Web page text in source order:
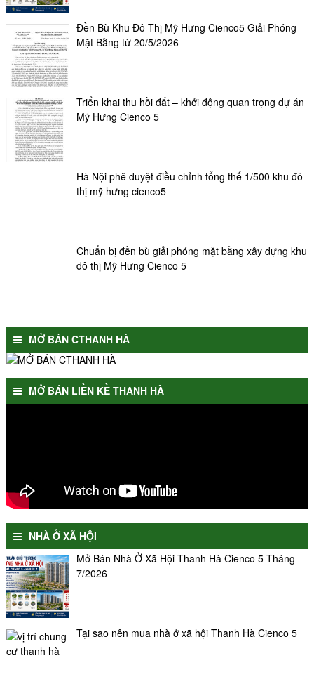
Đền Bù Khu Đô Thị Mỹ Hưng Cienco5 Giải Phóng
Mặt Bằng từ 20/5/2026
Triển khai thu hồi đất – khởi động quan trọng dự án
Mỹ Hưng Cienco 5
Hà Nội phê duyệt điều chỉnh tổng thế 1/500 khu đô
thị mỹ hưng cienco5
Chuẩn bị đền bù giải phóng mặt bằng xây dựng khu
đô thị Mỹ Hưng Cienco 5
MỞ BÁN CTHANH HÀ
MỞ BÁN LIỀN KỀ THANH HÀ
NHÀ Ở XÃ HỘI
Mở Bán Nhà Ở Xã Hội Thanh Hà Cienco 5 Tháng
7/2026
Tại sao nên mua nhà ở xã hội Thanh Hà Cienco 5